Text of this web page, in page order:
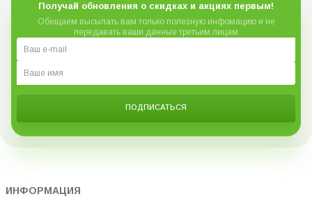
Получай обновления о скидках и акциях первым!
Обещаем высылать вам только полезную инфомацию и не
передавать ваши данные третьим лицам
ПОДПИСАТЬСЯ
ИНФОРМАЦИЯ